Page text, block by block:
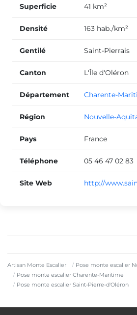
Artisan Monte Escalier
Pose monte escalier
Pose monte escalier Charente-Maritime
Pose monte escalier Saint-Pierre-d'Oléron
Superficie 41 km²
Densité 163 hab./km²
Gentilé Saint-Pierrais
Canton L'Île d'Oléron
Département Charente-
Région Nouvelle-
Pays France
Téléphone 05 46 47 02 83
Site Web http://